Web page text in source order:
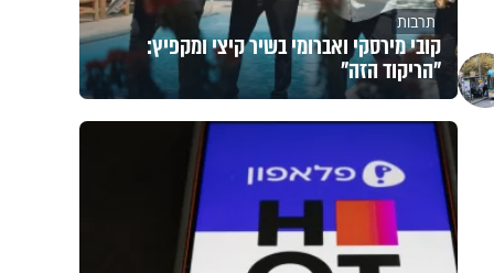
תרבות
קובי מירסקי ואברומי בשיר קיצי ומקפיץ:
"הריקוד הזה"